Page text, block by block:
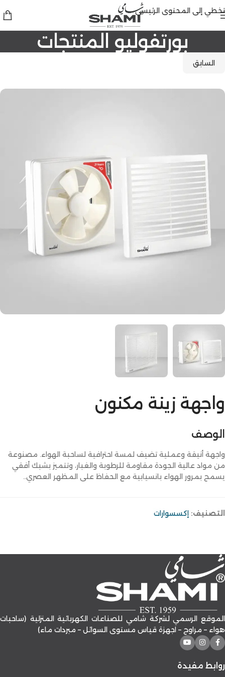
تخطي إلى المحتوى الرئيسي
بورتفوليو المنتجات
السابق
واجهة زينة مكنون
الوصف
واجهة أنيقة وعملية تضيف لمسة احترافية لساحبة الهواء. مصنوعة
من مواد عالية الجودة مقاومة للرطوبة والغبار، وتتميز بشبك أفقي
يسمح بمرور الهواء بانسيابية مع الحفاظ على المظهر العصري..
التصنيف: إكسسوارات
الموقع الرسمي لشركة شامي للصناعات الكهربائية المنزلية (ساحبات
هواء – مراوح – اجهزة قياس مستوى السوائل – مبردات ماء)
روابط مفيدة